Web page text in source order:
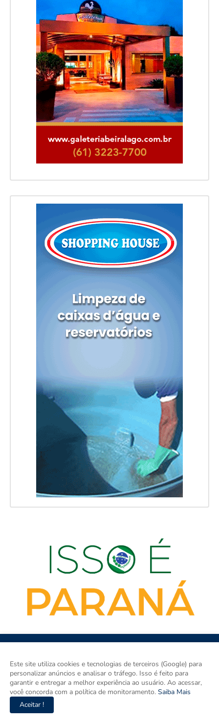
ISSO É PARANÁ é o site de notícias do Paraná e um espaço para
discutir o Paraná e o Brasil. Aqui tem informação de verdade com
imparcialidade. Os principais temas são política, cidades e
Este site utiliza cookies e tecnologias de terceiros (Google) para
personalizar anúncios e analisar o tráfego. Isso é feito para
garantir e entregar a melhor experiência ao usuário. Ao acessar,
você concorda com a política de monitoramento. Saiba Mais
Aceitar !